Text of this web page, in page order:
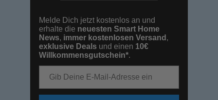
Melde Dich jetzt kostenlos an und
erhalte die neuesten Smart Home
News, immer kostenlosen Versand ,
exklusive Deals und einen 10€
Willkommensgutschein*.